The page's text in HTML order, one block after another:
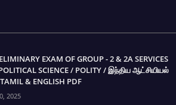
EXAM OF GROUP - 2 & 2A SERVICES
SCIENCE / POLITY / இந்திய ஆட்சியியல்
& ENGLISH PDF
2025